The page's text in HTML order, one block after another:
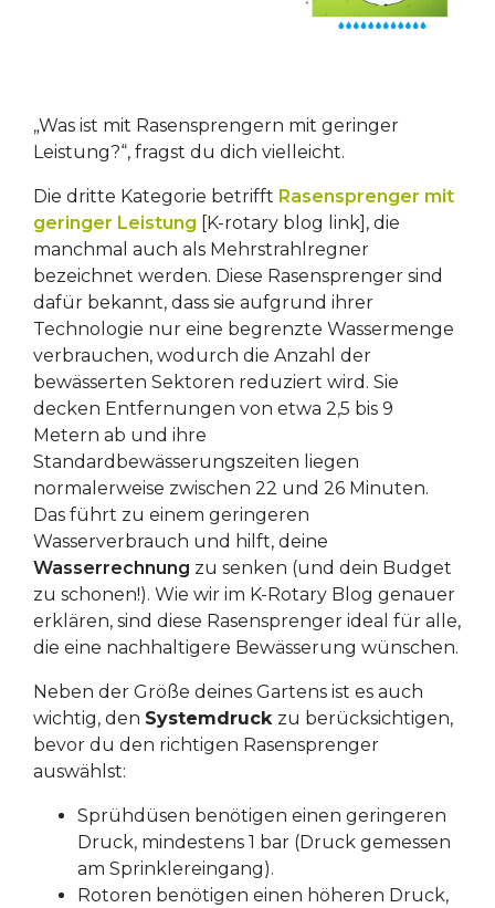
„Was ist mit Rasensprengern mit geringer
Leistung?“, fragst du dich vielleicht.
Die dritte Kategorie betrifft Rasensprenger mit
geringer Leistung [K-rotary blog link], die
manchmal auch als Mehrstrahlregner
bezeichnet werden. Diese Rasensprenger sind
dafür bekannt, dass sie aufgrund ihrer
Technologie nur eine begrenzte Wassermenge
verbrauchen, wodurch die Anzahl der
bewässerten Sektoren reduziert wird. Sie
decken Entfernungen von etwa 2,5 bis 9
Metern ab und ihre
Standardbewässerungszeiten liegen
normalerweise zwischen 22 und 26 Minuten.
Das führt zu einem geringeren
Wasserverbrauch und hilft, deine
Wasserrechnung zu senken (und dein Budget
zu schonen!). Wie wir im K-Rotary Blog genauer
erklären, sind diese Rasensprenger ideal für alle,
die eine nachhaltigere Bewässerung wünschen.
Neben der Größe deines Gartens ist es auch
wichtig, den Systemdruck zu berücksichtigen,
bevor du den richtigen Rasensprenger
auswählst:
Sprühdüsen benötigen einen geringeren
Druck, mindestens 1 bar (Druck gemessen
am Sprinklereingang).
Rotoren benötigen einen höheren Druck,